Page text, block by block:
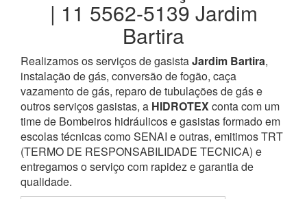
| 11 5562-5139 Jardim
Bartira
Realizamos os serviços de gasistaJardim Bartira,
instalação de gás, conversão de fogão, caça
vazamento de gás, reparo de tubulações de gás e
outros serviços gasistas, a HIDROTEXconta com um
time de Bombeiros hidráulicos e gasistas formado em
escolas técnicas como SENAI e outras, emitimos TRT
(TERMO DE RESPONSABILIDADE TECNICA) e
entregamos o serviço com rapidez e garantia de
qualidade.